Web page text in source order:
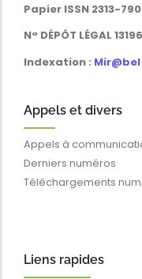
Papier ISSN 2313-
N° DÉPÔT LÉGAL
Indexation : Mir@bel
Appels et divers
Appels à
Derniers numéros
Téléchargements
Liens rapides